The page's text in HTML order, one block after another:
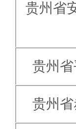
贵州省
贵州
贵州